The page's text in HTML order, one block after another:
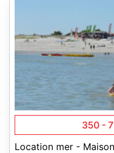
350 -
Location mer -